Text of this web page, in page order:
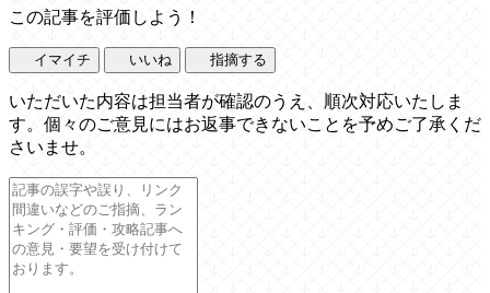
この記事を評価しよう！
イマイチ いいね 指摘する
いただいた内容は担当者が確認のうえ、順次対応いたしま
す。個々のご意見にはお返事できないことを予めご了承くだ
さいませ。